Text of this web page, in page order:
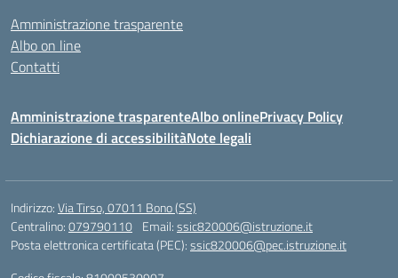
Amministrazione trasparente
Albo on line
Contatti
Amministrazione trasparenteAlbo onlinePrivacy Policy
Dichiarazione di accessibilitàNote legali
Indirizzo:Via Tirso, 07011 Bono (SS)
Centralino:079790110 Email:ssic820006@istruzione.it
Posta elettronica certificata (PEC):ssic820006@pec.istruzione.it